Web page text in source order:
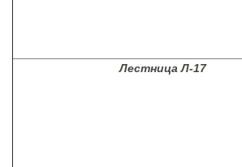
Лестница Л-17